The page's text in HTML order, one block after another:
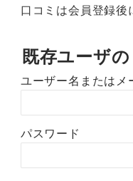
口コミは会員登録後
既存ユーザ
ユーザー名またはメ
パスワード